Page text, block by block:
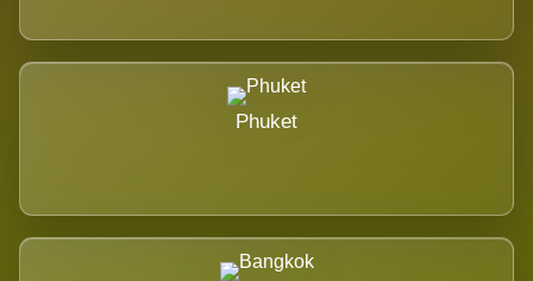
Phuket